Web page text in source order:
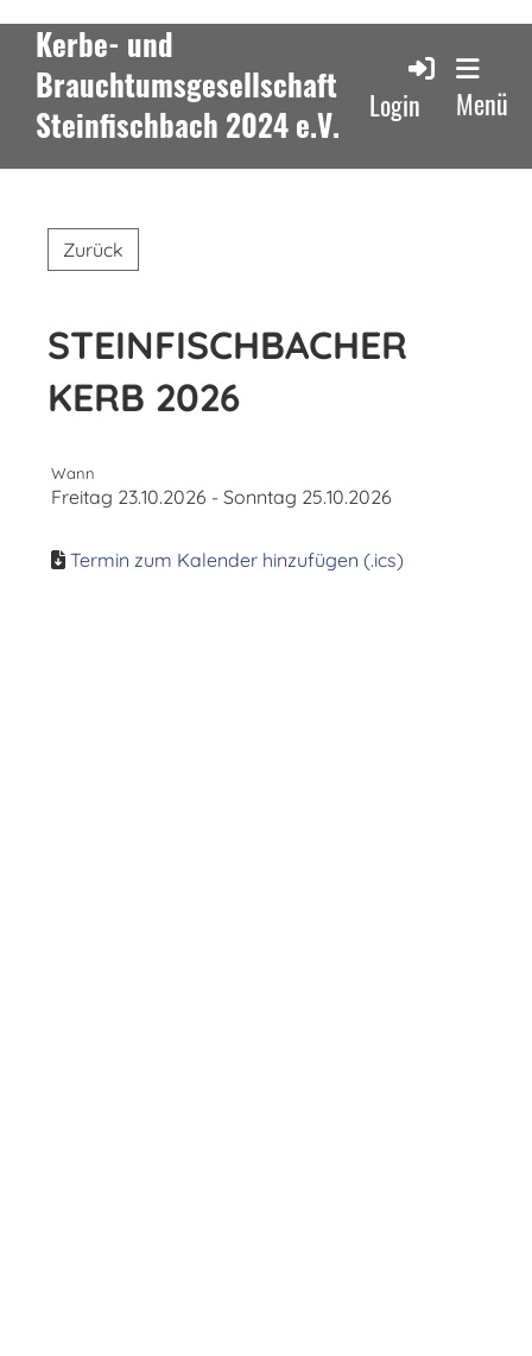
Kerbe- und
Brauchtumsgesellschaft
Steinfischbach 2024 e.V.
Login Menü
Zurück
STEINFISCHBACHER
KERB 2026
Wann
Freitag 23.10.2026 - Sonntag 25.10.2026
Termin zum Kalender hinzufügen (.ics)